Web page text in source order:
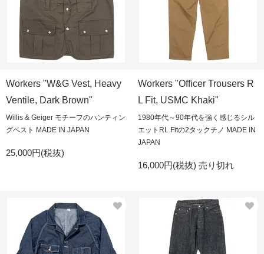
Workers "W&G Vest, Heavy
Ventile, Dark Brown"
Willis & Geiger モチーフのハンティン
グベスト MADE IN JAPAN
25,000円(税抜)
Workers "Officer Trousers R
L Fit, USMC Khaki"
1980年代～90年代を強く感じるシル
エットRL Fitの2タックチノ MADE IN
JAPAN
16,000円(税抜) 売り切れ